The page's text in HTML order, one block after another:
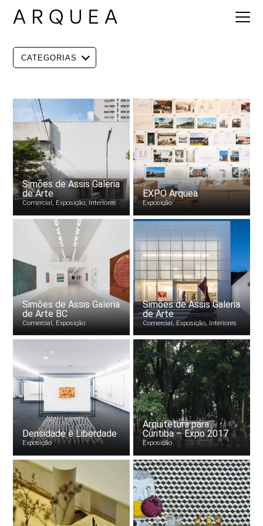
CATEGORIAS
Simões de Assis Galeria
de Arte
Comercial, Exposição, Interiores
EXPO Arquea
Exposição
Simões de Assis Galeria
de Arte BC
Comercial, Exposição
Simões de Assis Galeria
de Arte
Comercial, Exposição, Interiores
Densidade é Liberdade
Exposição
Arquitetura para
Curitiba – Expo 2017
Exposição